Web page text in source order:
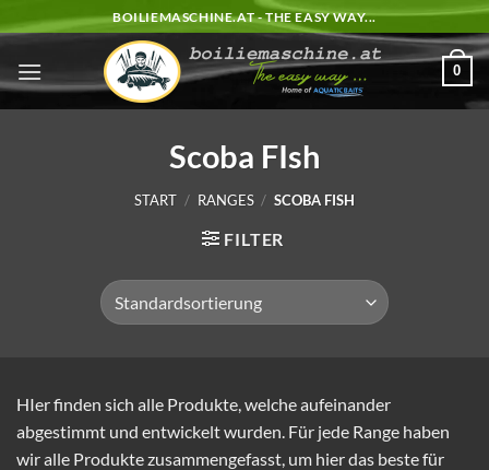
Inhalt
springen
BOILIEMASCHINE.AT - THE EASY WAY...
0
Scoba FIsh
START / RANGES / SCOBA FISH
FILTER
HIer finden sich alle Produkte, welche aufeinander
abgestimmt und entwickelt wurden. Für jede Range haben
wir alle Produkte zusammengefasst, um hier das beste für